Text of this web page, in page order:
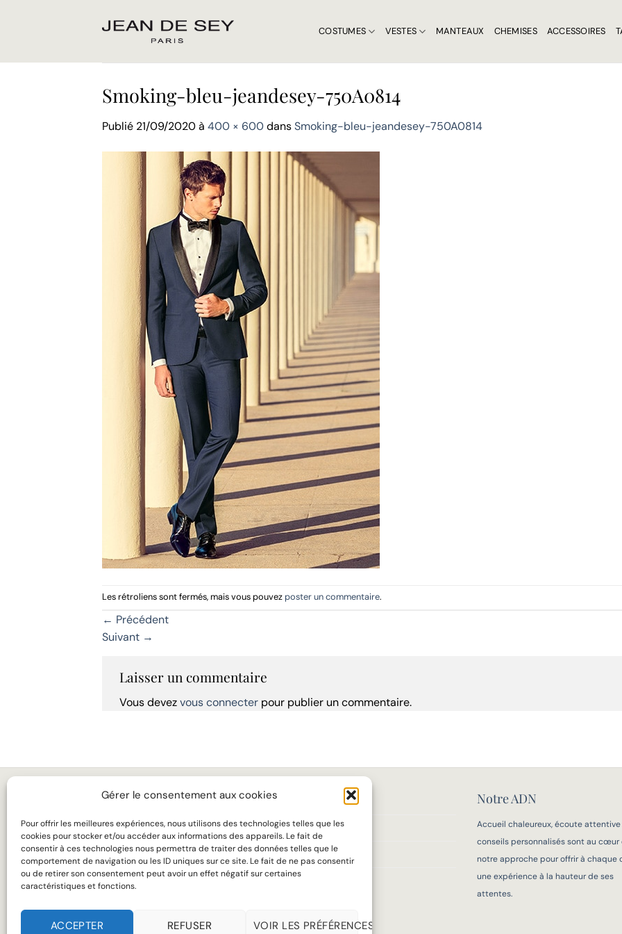
Gérer le consentement aux cookies
Pour offrir les meilleures expériences, nous utilisons des technologies telles que les
cookies pour stocker et/ou accéder aux informations des appareils. Le fait de
consentir à ces technologies nous permettra de traiter des données telles que le
comportement de navigation ou les ID uniques sur ce site. Le fait de ne pas consentir
ou de retirer son consentement peut avoir un effet négatif sur certaines
caractéristiques et fonctions.
ACCEPTER REFUSER VOIR LES PRÉFÉRENCES
COSTUMES VESTES MANTEAUX CHEMISES ACCESSOIRES
Smoking-bleu-jeandesey-750A0814
Publié 21/09/2020à 400 × 600dansSmoking-bleu-jeandesey-750A0814
Les rétroliens sont fermés, mais vous pouvez poster un commentaire.
← Précédent
Suivant →
Laisser un commentaire
Vous devezvous connecter pour publier un commentaire.
MARIAGE
BUSINESS
MANTEAUX
CHEMISES
LA MAISON
TARIFS
SUR MESURE
SAVOIR-FAIRE
Notre ADN
Accueil chaleureux, écoute
conseils personnalisés sont au cœur
notre approche pour offrir à chaque
une expérience à la hauteur de ses
attentes.